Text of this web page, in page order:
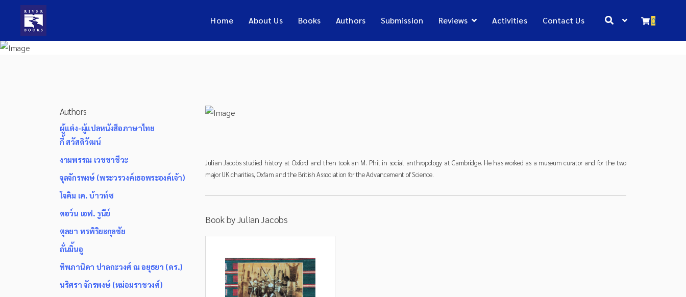
0
Home About Us Books Authors Submission Reviews Activities Contact Us
Authors
ผู้แต่ง-ผู้แปลหนังสือภาษาไทย
กี้ สวัสดิวัฒน์
งามพรรณ เวชชาชีวะ
จุลจักรพงษ์ (พระวรวงค์เธอพระองค์เจ้า)
โจคิม เค. บ้าวท์ซ
ดอว์น เอฟ. รูนีย์
ตุลยา พรพิริยะกุลชัย
ถั่นมิ้นอู
ทิพภานิดา ปาลกะวงศ์ ณ อยุธยา (ดร.)
นริศรา จักรพงษ์ (หม่อมราชวงศ์)
Julian Jacobs studied history at Oxford and then took an M. Phil in social anthropology at Cambridge. He has worked as a museum curator and for the two
major UK charities, Oxfam and the British Association for the Advancement of Science.
Book by Julian Jacobs